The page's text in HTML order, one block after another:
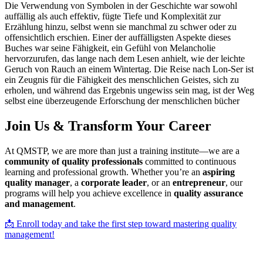
Die Verwendung von Symbolen in der Geschichte war sowohl
auffällig als auch effektiv, fügte Tiefe und Komplexität zur
Erzählung hinzu, selbst wenn sie manchmal zu schwer oder zu
offensichtlich erschien. Einer der auffälligsten Aspekte dieses
Buches war seine Fähigkeit, ein Gefühl von Melancholie
hervorzurufen, das lange nach dem Lesen anhielt, wie der leichte
Geruch von Rauch an einem Wintertag. Die Reise nach Lon-Ser ist
ein Zeugnis für die Fähigkeit des menschlichen Geistes, sich zu
erholen, und während das Ergebnis ungewiss sein mag, ist der Weg
selbst eine überzeugende Erforschung der menschlichen bücher
Join Us & Transform Your Career
At QMSTP, we are more than just a training institute—we are a
community of quality professionals committed to continuous
learning and professional growth. Whether you’re an aspiring
quality manager, a corporate leader, or an entrepreneur, our
programs will help you achieve excellence in quality assurance
and management.
📩 Enroll today and take the first step toward mastering quality
management!